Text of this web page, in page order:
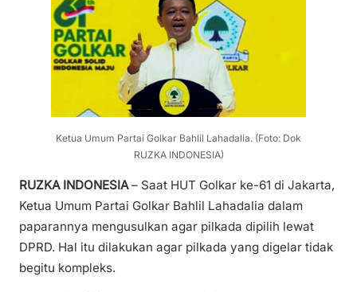
Ketua Umum Partai Golkar Bahlil Lahadalia. (Foto: Dok
RUZKA INDONESIA)
RUZKA INDONESIA– Saat HUT Golkar ke-61 di Jakarta,
Ketua Umum Partai Golkar Bahlil Lahadalia dalam
paparannya mengusulkan agar pilkada dipilih lewat
DPRD. Hal itu dilakukan agar pilkada yang digelar tidak
begitu kompleks.